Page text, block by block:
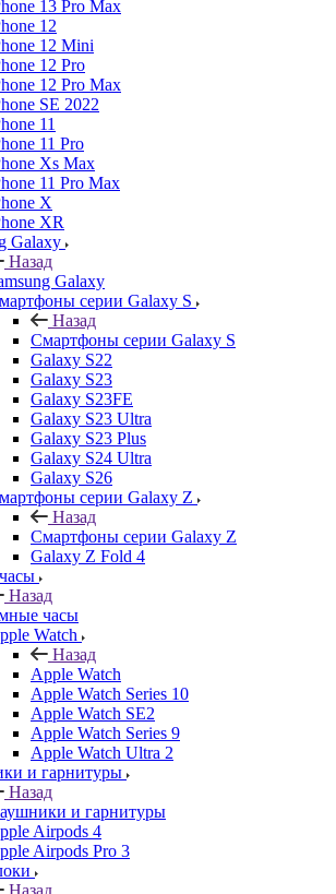
13 Pro Max
12
12 Mini
12 Pro
12 Pro Max
SE 2022
11
11 Pro
Xs Max
11 Pro Max
X
XR
Galaxy
Назад
Galaxy
серии Galaxy S
Назад
Смартфоны серии Galaxy S
Galaxy S22
Galaxy S23
Galaxy S23FE
Galaxy S23 Ultra
Galaxy S23 Plus
Galaxy S24 Ultra
Galaxy S26
серии Galaxy Z
Назад
Смартфоны серии Galaxy Z
Galaxy Z Fold 4
Назад
часы
Watch
Назад
Apple Watch
Apple Watch Series 10
Apple Watch SE2
Apple Watch Series 9
Apple Watch Ultra 2
и гарнитуры
Назад
и гарнитуры
Airpods 4
Airpods Pro 3
Назад